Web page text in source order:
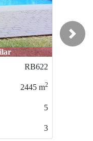
RB622
2445m2
/ Buenas Noches
Next